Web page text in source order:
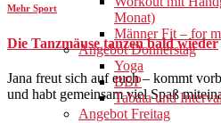
Monat)
Männer Fit – for
Angebot Donnerstag
Yoga
BBP
Tabata und
Angebot Freitag
Mehr Sport
Die Tanzmäuse tanzen bald wieder
Jana freut sich auf euch – kommt
und habt gemeinsam viel Spaß